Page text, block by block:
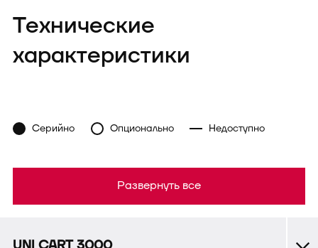
Технические
характеристики
Серийно Опционально Недоступно
Развернуть все